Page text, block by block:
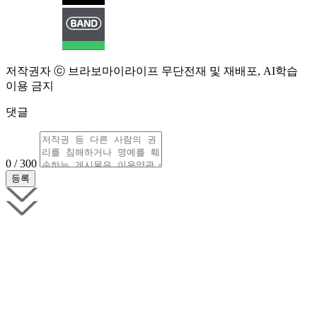
저작권자 ⓒ 브라보마이라이프 무단전재 및 재배포, AI학습
이용 금지
댓글
0 / 300